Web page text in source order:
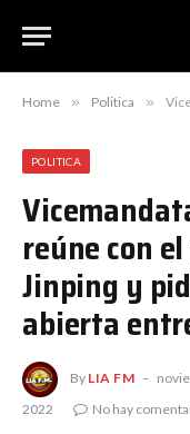
Home » Politica »
POLITICA
reúne con
Jinping y
abierta
By LIA FM
2022
No hay